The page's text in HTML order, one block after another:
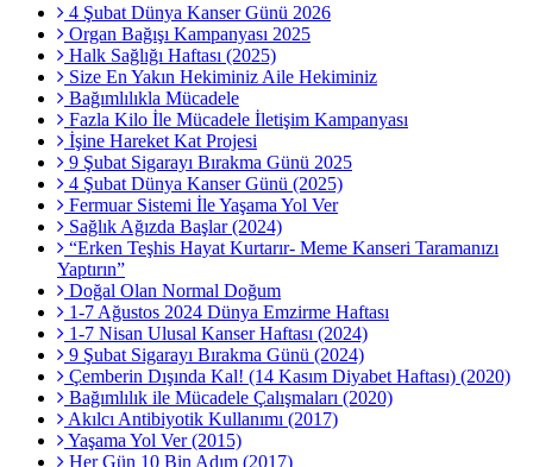
4 Şubat Dünya Kanser Günü 2026
Organ Bağışı Kampanyası 2025
Halk Sağlığı Haftası (2025)
Size En Yakın Hekiminiz Aile Hekiminiz
Bağımlılıkla Mücadele
Fazla Kilo İle Mücadele İletişim Kampanyası
İşine Hareket Kat Projesi
9 Şubat Sigarayı Bırakma Günü 2025
4 Şubat Dünya Kanser Günü (2025)
Fermuar Sistemi İle Yaşama Yol Ver
Sağlık Ağızda Başlar (2024)
“Erken Teşhis Hayat Kurtarır- Meme Kanseri Taramanızı
Yaptırın”
Doğal Olan Normal Doğum
1-7 Ağustos 2024 Dünya Emzirme Haftası
1-7 Nisan Ulusal Kanser Haftası (2024)
9 Şubat Sigarayı Bırakma Günü (2024)
Çemberin Dışında Kal! (14 Kasım Diyabet Haftası) (2020)
Bağımlılık ile Mücadele Çalışmaları (2020)
Akılcı Antibiyotik Kullanımı (2017)
Yaşama Yol Ver (2015)
Her Gün 10 Bin Adım (2017)